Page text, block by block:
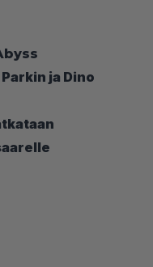
ja Dino